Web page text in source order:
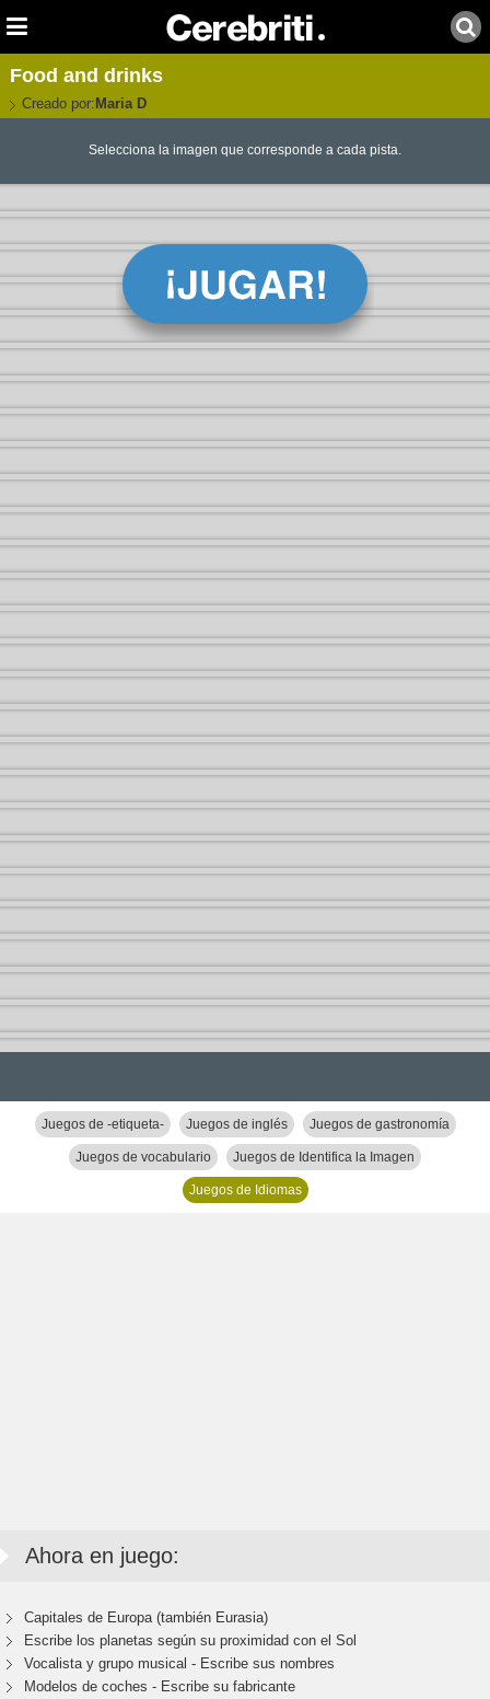
Food and drinks
Creado por: Maria D
Selecciona la imagen que corresponde a cada pista.
Juegos de -etiqueta- Juegos de inglés Juegos de gastronomía
Juegos de vocabulario Juegos de Identifica la Imagen
Juegos de Idiomas
Ahora en juego:
Capitales de Europa (también Eurasia)
Escribe los planetas según su proximidad con el Sol
Vocalista y grupo musical - Escribe sus nombres
Modelos de coches - Escribe su fabricante